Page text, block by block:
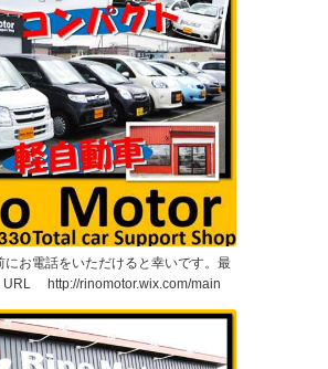
お電話をいただけると幸いです。最
URL http://rinomotor.wix.com/main